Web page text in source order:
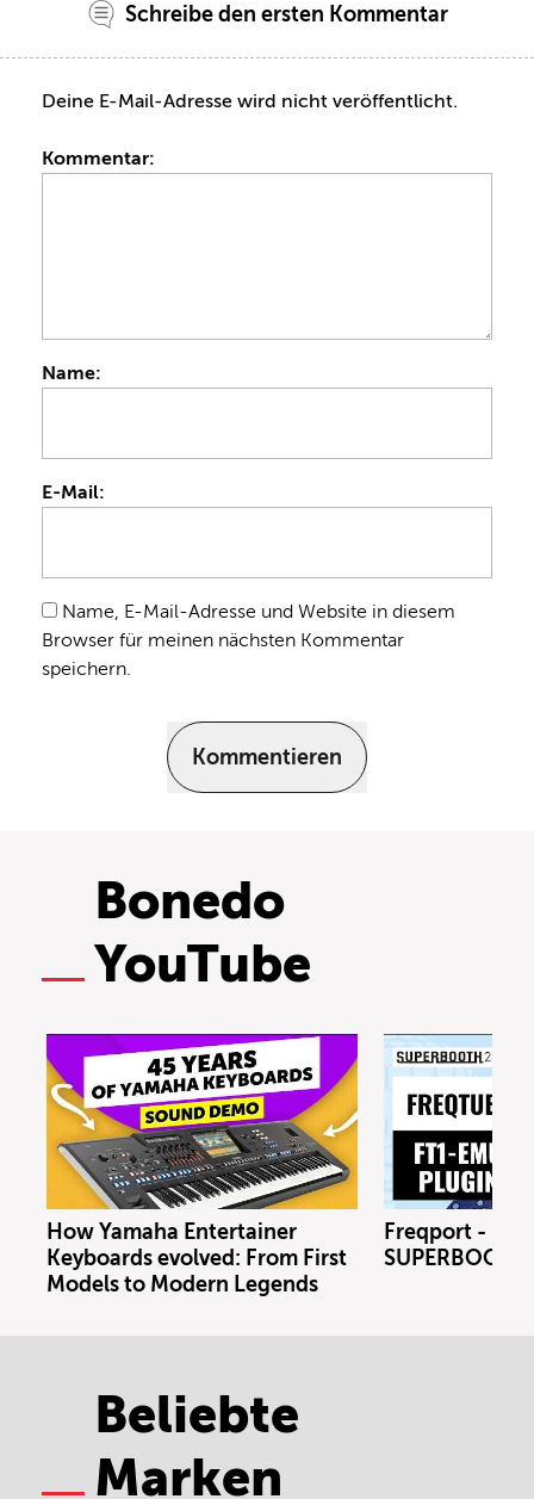
Schreibe den ersten Kommentar
Deine E-Mail-Adresse wird nicht veröffentlicht.
Kommentar:
Name:
E-Mail:
Name, E-Mail-Adresse und Website in diesem
Browser für meinen nächsten Kommentar
speichern.
Kommentieren
Bonedo
YouTube
How Yamaha Entertainer
Keyboards evolved: From First
Models to Modern Legends
Freqport -
Beliebte
Marken